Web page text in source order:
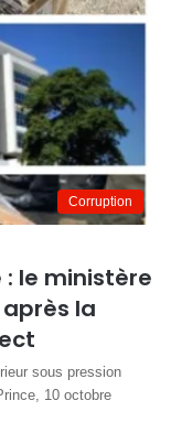
Corruption
le ministère
la
sous pression
10 octobre